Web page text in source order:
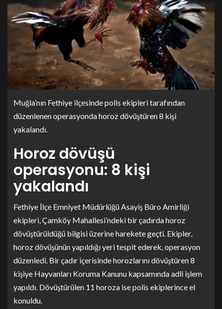
Muğla’nın Fethiye ilçesinde polis ekipleri tarafından
düzenlenen operasyonda horoz dövüştüren 8 kişi
yakalandı.
Horoz dövüşü
operasyonu: 8 kişi
yakalandı
Fethiye İlçe Emniyet Müdürlüğü Asayiş Büro Amirliği
ekipleri, Çamköy Mahallesi’ndeki bir çadırda horoz
dövüştürüldüğü bilgisi üzerine harekete geçti. Ekipler,
horoz dövüşünün yapıldığı yeri tespit ederek, operasyon
düzenledi. Bir çadır içerisinde horozlarını dövüştüren 8
kişiye Hayvanları Koruma Kanunu kapsamında adli işlem
yapıldı. Dövüştürülen 11 horoza ise polis ekiplerince el
konuldu.